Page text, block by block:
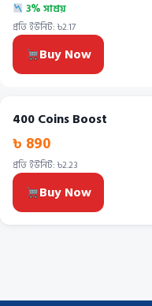
3% সাশ্রয়
প্রতি ইউনিট: ৳2.17
Buy Now
400 Coins Boost
৳ 890
প্রতি ইউনিট: ৳2.23
Buy Now